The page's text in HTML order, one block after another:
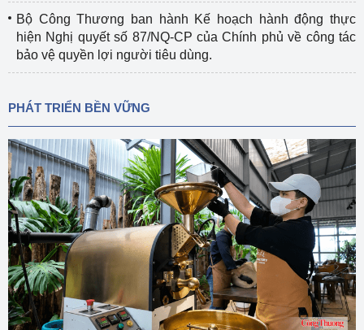
Bộ Công Thương ban hành Kế hoạch hành động thực
hiện Nghị quyết số 87/NQ-CP của Chính phủ về công tác
bảo vệ quyền lợi người tiêu dùng.
PHÁT TRIỂN BỀN VỮNG